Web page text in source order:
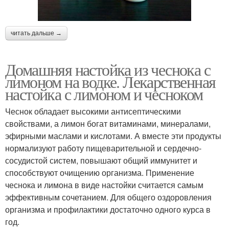
читать дальше →
Домашняя настойка из чеснока с
лимоном на водке. Лекарственная
настойка с лимоном и чесноком
Чеснок обладает высокими антисептическими
свойствами, а лимон богат витаминами, минералами,
эфирными маслами и кислотами. А вместе эти продукты
нормализуют работу пищеварительной и сердечно-
сосудистой систем, повышают общий иммунитет и
способствуют очищению организма. Применение
чеснока и лимона в виде настойки считается самым
эффективным сочетанием. Для общего оздоровления
организма и профилактики достаточно одного курса в
год.